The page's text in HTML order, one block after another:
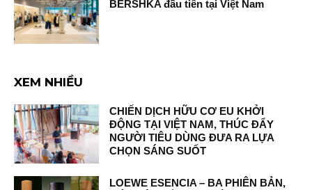
BERSHKA đầu tiên tại Việt Nam
XEM NHIỀU
CHIẾN DỊCH HỮU CƠ EU KHỞI
ĐỘNG TẠI VIỆT NAM, THÚC ĐẨY
NGƯỜI TIÊU DÙNG ĐƯA RA LỰA
CHỌN SÁNG SUỐT
LOEWE ESENCIA – BA PHIÊN BẢN,